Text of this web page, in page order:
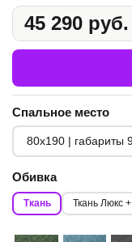
45 290 руб.
Спальное место
Обивка
Ткань Ткань Люкс +